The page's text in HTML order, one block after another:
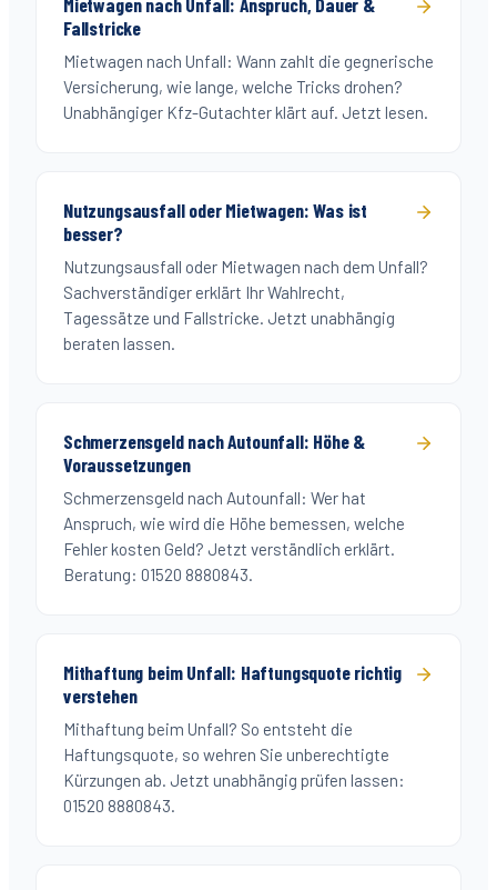
Mietwagen nach Unfall: Anspruch, Dauer &
Fallstricke
Mietwagen nach Unfall: Wann zahlt die gegnerische
Versicherung, wie lange, welche Tricks drohen?
Unabhängiger Kfz-Gutachter klärt auf. Jetzt lesen.
Nutzungsausfall oder Mietwagen: Was ist
besser?
Nutzungsausfall oder Mietwagen nach dem Unfall?
Sachverständiger erklärt Ihr Wahlrecht,
Tagessätze und Fallstricke. Jetzt unabhängig
beraten lassen.
Schmerzensgeld nach Autounfall: Höhe &
Voraussetzungen
Schmerzensgeld nach Autounfall: Wer hat
Anspruch, wie wird die Höhe bemessen, welche
Fehler kosten Geld? Jetzt verständlich erklärt.
Beratung: 01520 8880843.
Mithaftung beim Unfall: Haftungsquote richtig
verstehen
Mithaftung beim Unfall? So entsteht die
Haftungsquote, so wehren Sie unberechtigte
Kürzungen ab. Jetzt unabhängig prüfen lassen:
01520 8880843.